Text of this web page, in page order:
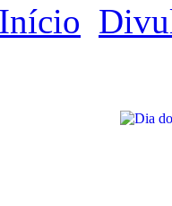
Início